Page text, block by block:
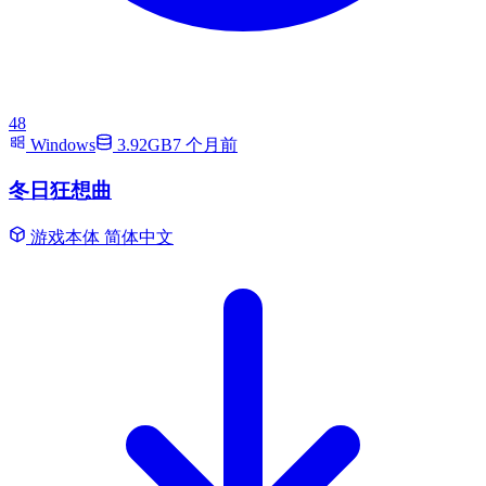
48
Windows
3.92GB7 个月前
冬日狂想曲
游戏本体 简体中文